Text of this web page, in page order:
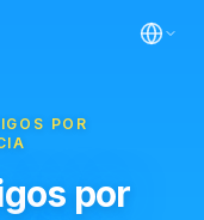
POR
por